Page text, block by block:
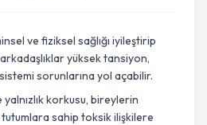
ve fiziksel sağlığı iyileştirip
yüksek tansiyon,
sorunlarına yol açabilir.
korkusu, bireylerin
sahip toksik ilişkilere